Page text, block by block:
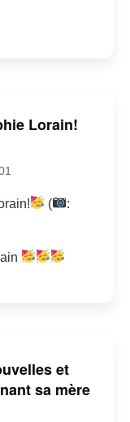
Lorain!
(
:
et
sa mère